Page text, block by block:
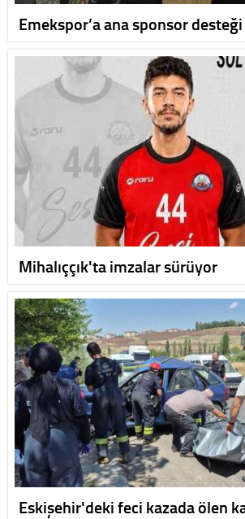
Emekspor’a ana sponsor desteği
Mihalıççık'ta imzalar sürüyor
Eskişehir'deki feci kazada ölen